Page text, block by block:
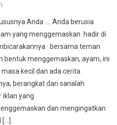
Anda …..Anda berusia
yang menggemaskan hadir di
bersama teman
bentuk menggemaskan, ayam, ini
kecil dan ada cerita
berangkat dari sanalah
iklan yang
dan mengingatkan
[…]